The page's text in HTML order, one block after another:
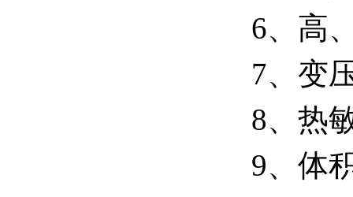
6、高
7、变
8、热
9、体